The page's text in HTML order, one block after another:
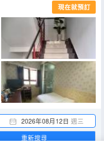
現在就預訂
2026年08月12日 週三
重新搜尋